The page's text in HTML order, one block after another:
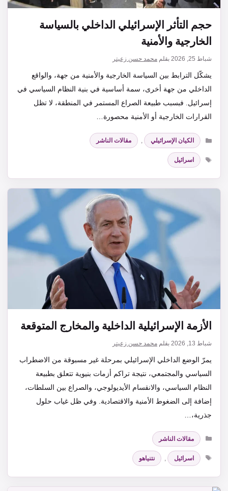
حجم التأثر الإسرائيلي الداخلي بالسياسة
الخارجية والأمنية
شباط 25, 2026 بقلم محمد حسن زعيتر
يشكّل الترابط بين السياسة الخارجية والأمنية من جهة، والواقع
الداخلي من جهة أخرى، سمة أساسية في بنية النظام السياسي في
إسرائيل. فبسبب طبيعة الصراع المستمر في المنطقة، لا تظل
القرارات الخارجية أو الأمنية محصورة…
التصنيفات
الكيان الإسرائيلي ,
مقالات الناشر
الوسوم
اسرائيل
الأزمة الإسرائيلية الداخلية والمخارج المتوقعة
شباط 13, 2026 بقلم محمد حسن زعيتر
يمرّ الوضع الداخلي الإسرائيلي بمرحلة غير مسبوقة من الاضطراب
السياسي والمجتمعي، نتيجة تراكم أزمات بنيوية تتعلق بطبيعة
النظام السياسي، والانقسام الأيديولوجي، والصراع بين السلطات،
إضافة إلى الضغوط الأمنية والاقتصادية. وفي ظل غياب حلول
جذرية،…
التصنيفات
مقالات الناشر
الوسوم
اسرائيل نتنياهو